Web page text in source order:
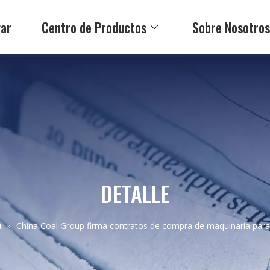
Centro de Productos Sobre Nosotros
DETALLE
» China Coal Group firma contratos de compra de maquinaria